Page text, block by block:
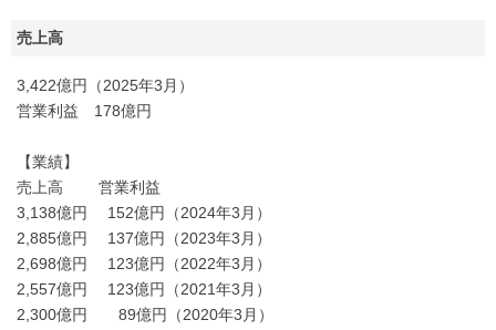
売上高
3,422億円（2025年3月）
営業利益 178億円
【業績】
売上高 営業利益
3,138億円 152億円（2024年3月）
2,885億円 137億円（2023年3月）
2,698億円 123億円（2022年3月）
2,557億円 123億円（2021年3月）
2,300億円 89億円（2020年3月）